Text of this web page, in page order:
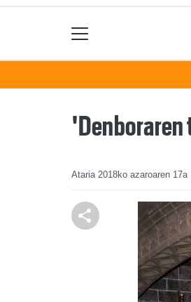
Ataria 2018ko azaroaren 17a